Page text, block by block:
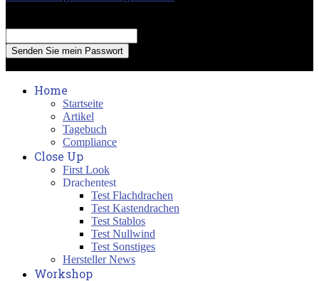
Home
Startseite
Artikel
Tagebuch
Compliance
Close Up
First Look
Drachentest
Test Flachdrachen
Test Kastendrachen
Test Stablos
Test Nullwind
Test Sonstiges
Hersteller News
Workshop